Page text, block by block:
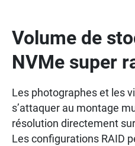
Volume de
NVMe super
Les photographes et les
s’attaquer au montage
résolution directement
Les configurations RAID